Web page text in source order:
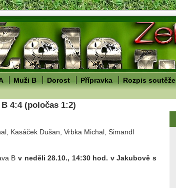
Muži B Dorost Přípravka Rozpis soutěže
4:4 (poločas 1:2)
Kasáček Dušan, Vrbka Michal, Simandl
B v neděli 28.10., 14:30 hod. v Jakubově s